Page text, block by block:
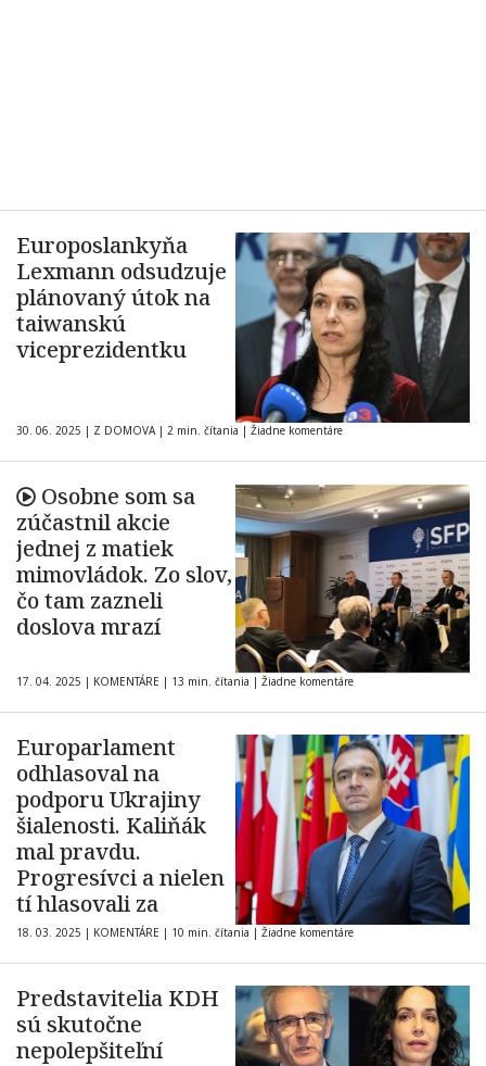
Europoslankyňa
Lexmann odsudzuje
plánovaný útok na
taiwanskú
viceprezidentku
30. 06. 2025 | Z DOMOVA | 2 min. čítania | Žiadne komentáre
Osobne som sa
zúčastnil akcie
jednej z matiek
mimovládok. Zo slov,
čo tam zazneli
doslova mrazí
17. 04. 2025 | KOMENTÁRE | 13 min. čítania | Žiadne komentáre
Europarlament
odhlasoval na
podporu Ukrajiny
šialenosti. Kaliňák
mal pravdu.
Progresívci a nielen
tí hlasovali za
18. 03. 2025 | KOMENTÁRE | 10 min. čítania | Žiadne komentáre
Predstavitelia KDH
sú skutočne
nepolepšiteľní